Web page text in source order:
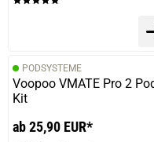
verifizierter
09.01.2024 — via
PODSYSTEME
Voopoo VMATE Pro 2
Kit
ab 25,90 EUR*